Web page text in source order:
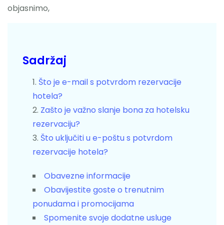
objasnimo,
Sadržaj
Što je e-mail s potvrdom rezervacije
hotela?
Zašto je važno slanje bona za hotelsku
rezervaciju?
Što uključiti u e-poštu s potvrdom
rezervacije hotela?
Obavezne informacije
Obavijestite goste o trenutnim
ponudama i promocijama
Spomenite svoje dodatne usluge